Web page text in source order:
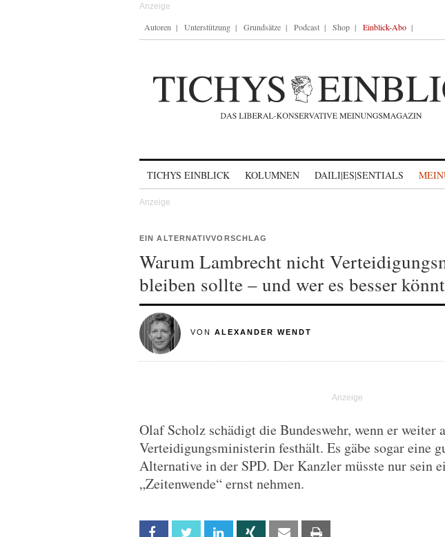
Autoren Unterstützung Grundsätze Podcast Shop Einblick-Abo
TICHYS EINBLICK KOLUMNEN DAILI|ES|SENTIALS
EIN ALTERNATIVVORSCHLAG
Warum Lambrecht nicht
bleiben sollte – und wer es besser
VON ALEXANDER WENDT
Olaf Scholz schädigt die Bundeswehr, wenn er weiter
Verteidigungsministerin festhält. Es gäbe sogar eine
Alternative in der SPD. Der Kanzler müsste nur sein
„Zeitenwende“ ernst nehmen.
Facebook Twitter Linkedin Xing Email